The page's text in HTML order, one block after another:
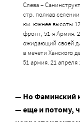
Слева –
стр. полкав
км. южнее высоты
фронт, 51-я Армия.
ожидающий своей
в мечети Ханского
51 армия. 21 апреля
— Но Фаминский
— еще и потому,